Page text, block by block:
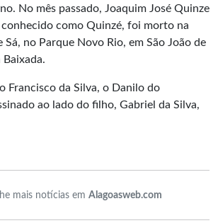
No mês passado, Joaquim José Quinze
como Quinzé, foi morto na
Sá, no Parque Novo Rio, em São João de
Francisco da Silva, o Danilo do
ao lado do filho, Gabriel da Silva,
mais notícias em Alagoasweb.com